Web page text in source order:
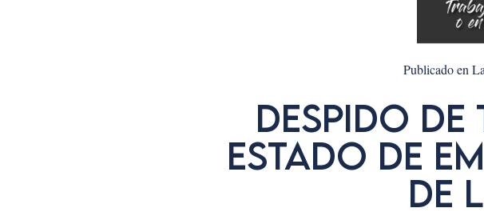
Publicado en
DESPIDO
ESTADO DE
DE